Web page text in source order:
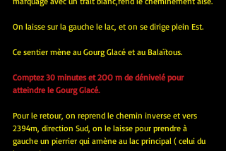
On laisse sur la gauche le lac, et on se dirige plein Est.
Ce sentier mène au Gourg Glacé et au Balaïtous.
Comptez 30 minutes et 2OO m de dénivelé pour
atteindre le Gourg Glacé.
Pour le retour, on reprend le chemin inverse et vers
2394m, direction Sud, on le laisse pour prendre à
gauche un pierrier qui amène au lac principal ( celui du